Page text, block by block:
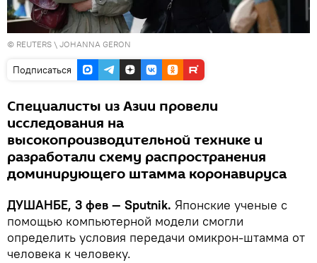
© REUTERS \ JOHANNA GERON
Подписаться
Специалисты из Азии провели
исследования на
высокопроизводительной технике и
разработали схему распространения
доминирующего штамма коронавируса
ДУШАНБЕ, 3 фев — Sputnik. Японские ученые с
помощью компьютерной модели смогли
определить условия передачи омикрон-штамма от
человека к человеку.